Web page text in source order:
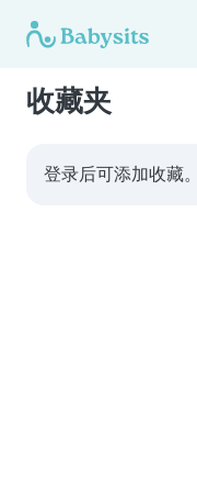
收藏夹
登录后可添加收藏。